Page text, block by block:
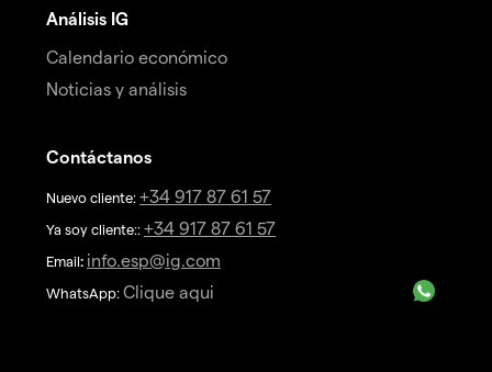
Análisis IG
Calendario económico
Noticias y análisis
Contáctanos
Nuevo cliente: +34 917 87 61 57
Ya soy cliente:: +34 917 87 61 57
Email: info.esp@ig.com
WhatsApp: Clique aqui